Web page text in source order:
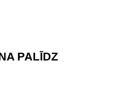
PALĪDZ